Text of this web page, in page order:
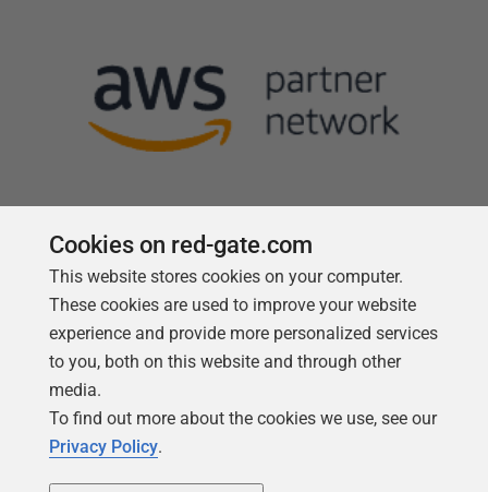
Follow us
Cookies on red-gate.com
This website stores cookies on your computer.
These cookies are used to improve your website
experience and provide more personalized services
to you, both on this website and through other
media.
To find out more about the cookies we use, see our
Privacy Policy.